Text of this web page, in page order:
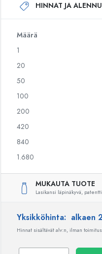
pumppupullot
on-pullot
pullot
HINNAT JA
Määrä
1
20
50
100
200
420
840
1.680
MUKAUTA TUOTE
Lasikansi läpinäkyvä,
Yksikköhinta: alkaen
Hinnat sisältävät alv:n, ilman